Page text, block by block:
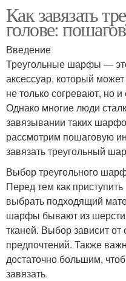
Как завязать
голове:
Введение
Треугольные шарфы —
аксессуар, который
не только согревают, но
Однако многие люди
завязывании таких
рассмотрим пошаговую
завязать треугольный
Выбор треугольного
Перед тем как
выбрать подходящий
шарфы бывают из
тканей. Выбор зависит от
предпочтений. Также
достаточно большим,
завязать.